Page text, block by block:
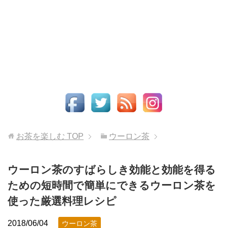
お茶を楽しむ TOP ウーロン茶
ウーロン茶のすばらしき効能と効能を得る
ための短時間で簡単にできるウーロン茶を
使った厳選料理レシピ
2018/06/04 ウーロン茶